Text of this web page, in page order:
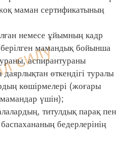
маман сертификатының
немесе ұйымның кадр
берілген мамандық бойынша
аспирантураны
даярлықтан өткендігі туралы
көшірмелері (жоғары
үшін);
титулдық парақ пен
бедерлерінің